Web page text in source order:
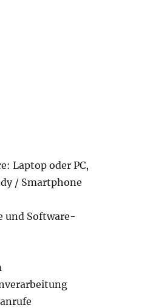
Laptop oder PC,
/ Smartphone
und Software-